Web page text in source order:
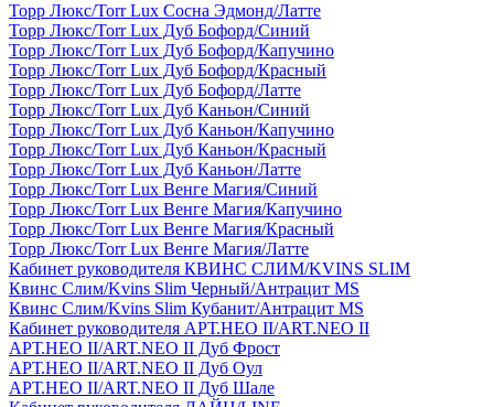
Торр Люкс/Torr Lux Сосна Эдмонд/Латте
Торр Люкс/Torr Lux Дуб Бофорд/Синий
Торр Люкс/Torr Lux Дуб Бофорд/Капучино
Торр Люкс/Torr Lux Дуб Бофорд/Красный
Торр Люкс/Torr Lux Дуб Бофорд/Латте
Торр Люкс/Torr Lux Дуб Каньон/Синий
Торр Люкс/Torr Lux Дуб Каньон/Капучино
Торр Люкс/Torr Lux Дуб Каньон/Красный
Торр Люкс/Torr Lux Дуб Каньон/Латте
Торр Люкс/Torr Lux Венге Магия/Синий
Торр Люкс/Torr Lux Венге Магия/Капучино
Торр Люкс/Torr Lux Венге Магия/Красный
Торр Люкс/Torr Lux Венге Магия/Латте
Кабинет руководителя КВИНС СЛИМ/KVINS SLIM
Квинс Слим/Kvins Slim Черный/Антрацит MS
Квинс Слим/Kvins Slim Кубанит/Антрацит MS
Кабинет руководителя АРТ.НЕО II/ART.NEO II
АРТ.НЕО II/ART.NEO II Дуб Фрост
АРТ.НЕО II/ART.NEO II Дуб Оул
АРТ.НЕО II/ART.NEO II Дуб Шале